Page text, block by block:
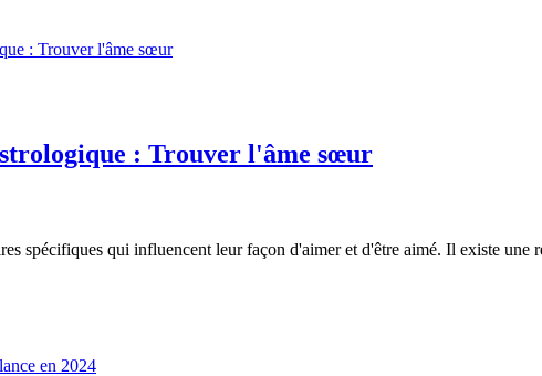
: Trouver l'âme sœur
spécifiques qui influencent leur façon d'aimer et d'être aimé. Il existe